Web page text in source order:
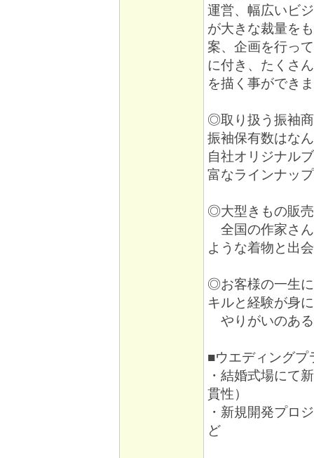
運営、幅広いビ
が大きな裁量を
案、企画を行っ
に付き、たくさ
を描く事ができ
◎取り扱う振袖
振袖保有数はな
自社オリジナル
富なラインナッ
◎大型きもの販
全国の作家さ
ような着物と出
◎お客様の一生
キルと経験が身
やりがいのあ
■ウエディングプ
・結婚式場にて
貫性）
・新規開発プロ
ど